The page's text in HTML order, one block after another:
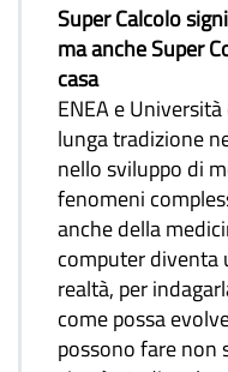
Super Calcolo
ma anche Super
casa
ENEA e
lunga tradizione
nello sviluppo di
fenomeni
anche della
computer diventa
realtà, per
come possa
possono fare non